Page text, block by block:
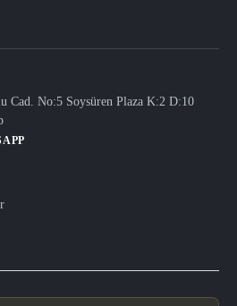
Cad. No:5 Soysüren Plaza K:2 D:10